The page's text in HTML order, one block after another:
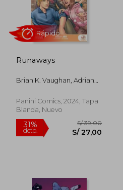
40%
Runaways
Brian K. Vaughan, Adrian
Panini Comics, 2024, Tapa
Blanda, Nuevo